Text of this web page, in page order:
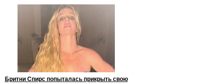
Бритни Спирс попыталась прикрыть свою